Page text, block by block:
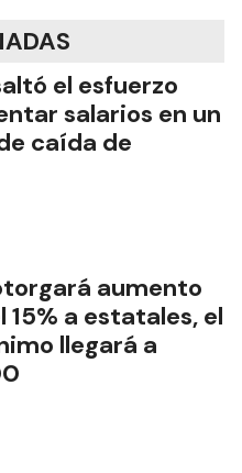
el esfuerzo
salarios en un
caída de
aumento
15% a estatales, el
llegará a